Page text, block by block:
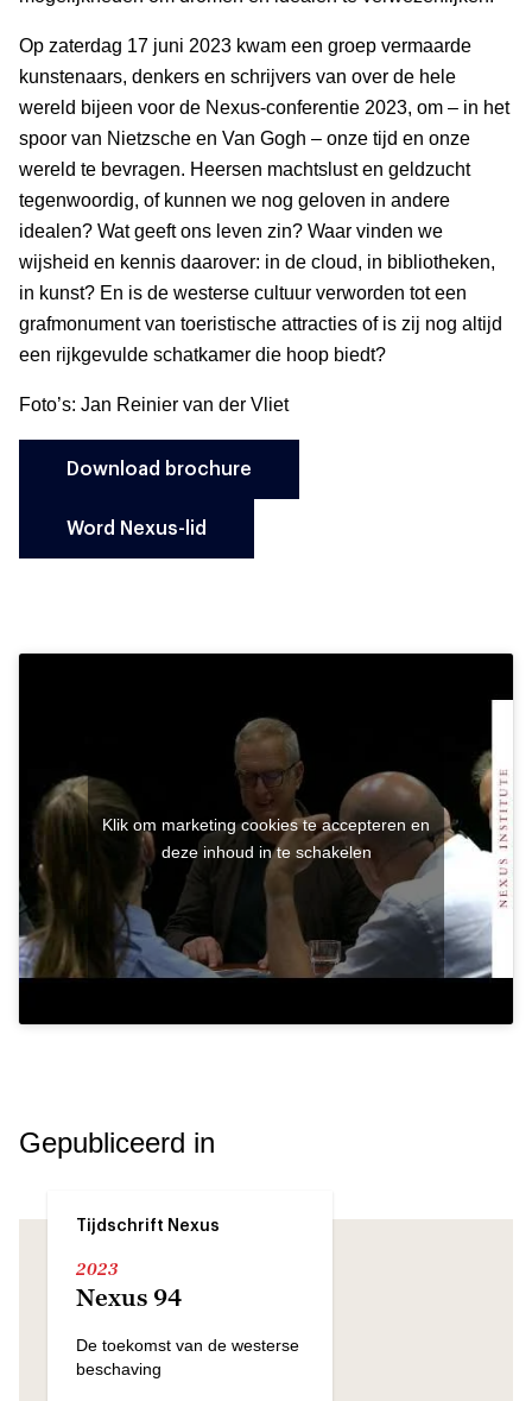
Op zaterdag 17 juni 2023 kwam een groep vermaarde
kunstenaars, denkers en schrijvers van over de hele
wereld bijeen voor de Nexus-conferentie 2023, om – in het
spoor van Nietzsche en Van Gogh – onze tijd en onze
wereld te bevragen. Heersen machtslust en geldzucht
tegenwoordig, of kunnen we nog geloven in andere
idealen? Wat geeft ons leven zin? Waar vinden we
wijsheid en kennis daarover: in de cloud, in bibliotheken,
in kunst? En is de westerse cultuur verworden tot een
grafmonument van toeristische attracties of is zij nog altijd
een rijkgevulde schatkamer die hoop biedt?
Foto’s: Jan Reinier van der Vliet
Download brochure
Word Nexus-lid
Klik om marketing cookies te accepteren en
deze inhoud in te schakelen
Gepubliceerd in
Tijdschrift Nexus
2023
Nexus 94
De toekomst van de westerse
beschaving